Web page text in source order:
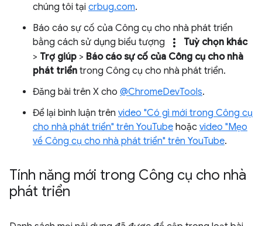
chúng tôi tại crbug.com.
Báo cáo sự cố của Công cụ cho nhà phát triển
bằng cách sử dụng biểu tượng
more_vert
Tuỳ chọn khác
> Trợ giúp > Báo cáo sự cố của Công cụ cho nhà
phát triển trong Công cụ cho nhà phát triển.
Đăng bài trên X cho @ChromeDevTools.
Để lại bình luận trên video "Có gì mới trong Công cụ
cho nhà phát triển" trên YouTube hoặc video "Mẹo
về Công cụ cho nhà phát triển" trên YouTube.
Tính năng mới trong Công cụ cho nhà
phát triển